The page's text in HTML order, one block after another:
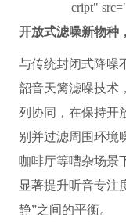
cript"
开放式滤噪新物种
与传统封闭式降噪
韶音天篱滤噪技术
列协同，在保持开
别并过滤周围环境
咖啡厅等嘈杂场景
显著提升听音专注
静”之间的平衡。